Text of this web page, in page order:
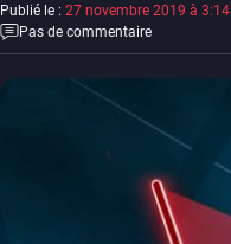
Publié le : 27 novembre 2019 à 3:14
Pas de commentaire